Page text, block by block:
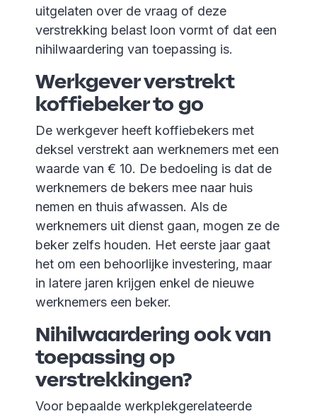
uitgelaten over de vraag of deze
verstrekking belast loon vormt of dat een
nihilwaardering van toepassing is.
Werkgever verstrekt
koffiebeker to go
De werkgever heeft koffiebekers met
deksel verstrekt aan werknemers met een
waarde van € 10. De bedoeling is dat de
werknemers de bekers mee naar huis
nemen en thuis afwassen. Als de
werknemers uit dienst gaan, mogen ze de
beker zelfs houden. Het eerste jaar gaat
het om een behoorlijke investering, maar
in latere jaren krijgen enkel de nieuwe
werknemers een beker.
Nihilwaardering ook van
toepassing op
verstrekkingen?
Voor bepaalde werkplekgerelateerde